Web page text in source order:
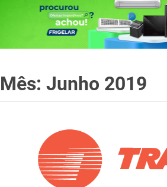
Mês: Junho 2019